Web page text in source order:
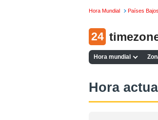
Hora Mundial Países Bajos
24
Hora mundial
Hora